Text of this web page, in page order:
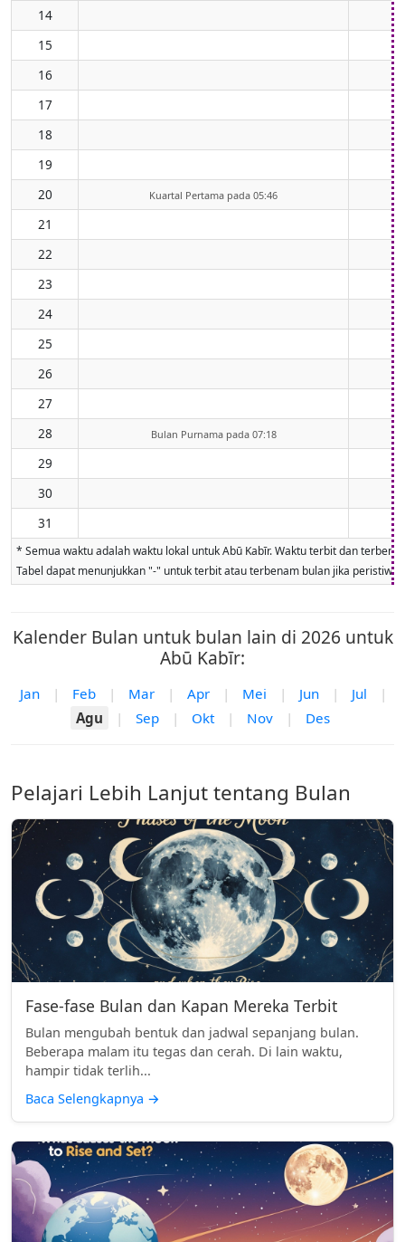
14
15
16
17
18
19
20
Kuartal Pertama pada 05:46
21
22
23
24
25
26
27
28
Bulan Purnama pada 07:18
29
30
31
* Semua waktu adalah waktu lokal untuk Abū Kabīr. Waktu terbit dan
Tabel dapat menunjukkan "-" untuk terbit atau terbenam bulan jika
Kalender Bulan untuk bulan lain di 2026 untuk
Abū Kabīr:
Jan | Feb | Mar | Apr | Mei | Jun | Jul
|
Agu
| Sep | Okt | Nov | Des
Pelajari Lebih Lanjut tentang Bulan
Fase-fase Bulan dan Kapan Mereka Terbit
Bulan mengubah bentuk dan jadwal sepanjang bulan.
Beberapa malam itu tegas dan cerah. Di lain waktu,
hampir tidak terlih...
Baca Selengkapnya →